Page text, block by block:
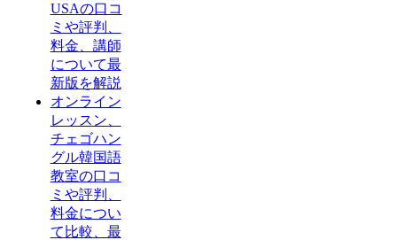
USAの口コ
ミや評判、
料金、講師
について最
新版を解説
オンライン
レッスン、
チェゴハン
グル韓国語
教室の口コ
ミや評判、
料金につい
て比較、最